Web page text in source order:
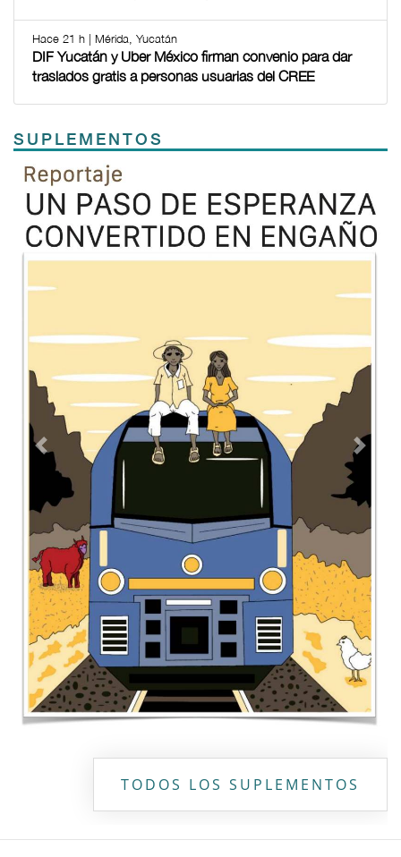
Hace 21 h | Mérida, Yucatán
DIF Yucatán y Uber México firman convenio para dar
traslados gratis a personas usuarias del CREE
SUPLEMENTOS
Previous
TODOS LOS SUPLEMENTOS
Contacto Directorio Aviso de privacidad
Copyright ©2026 Todos los derechos reservados | La Jornada
Maya